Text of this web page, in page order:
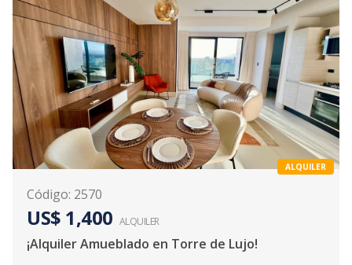
ALQUILER
Código: 2570
US$ 1,400 ALQUILER
¡Alquiler Amueblado en Torre de Lujo!